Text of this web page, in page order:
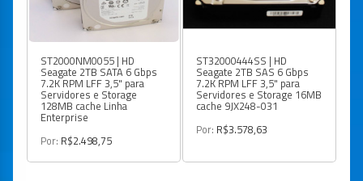
ST2000NM0055 | HD
Seagate 2TB SATA 6 Gbps
7.2K RPM LFF 3,5" para
Servidores e Storage
128MB cache Linha
Enterprise
Por: R$2.498,75
ST32000444SS | HD
Seagate 2TB SAS 6 Gbps
7.2K RPM LFF 3,5" para
Servidores e Storage 16MB
cache 9JX248-031
Por: R$3.578,63